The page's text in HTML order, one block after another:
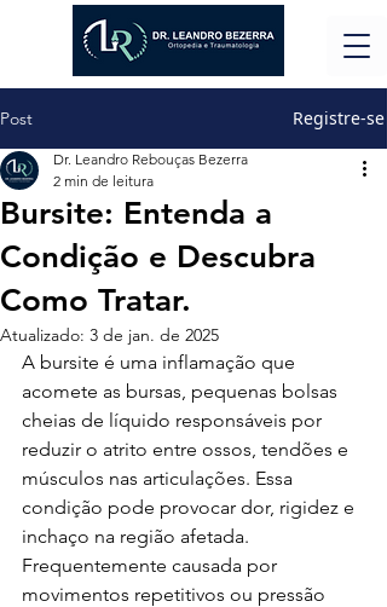
Post Registre-se
Bursite: Entenda a
Condição e Descubra
Como Tratar.
Dr. Leandro Rebouças Bezerra
2 min de leitura
Atualizado: 3 de jan. de 2025
A bursite é uma inflamação que
acomete as bursas, pequenas bolsas
cheias de líquido responsáveis por
reduzir o atrito entre ossos, tendões e
músculos nas articulações. Essa
condição pode provocar dor, rigidez e
inchaço na região afetada.
Frequentemente causada por
movimentos repetitivos ou pressão